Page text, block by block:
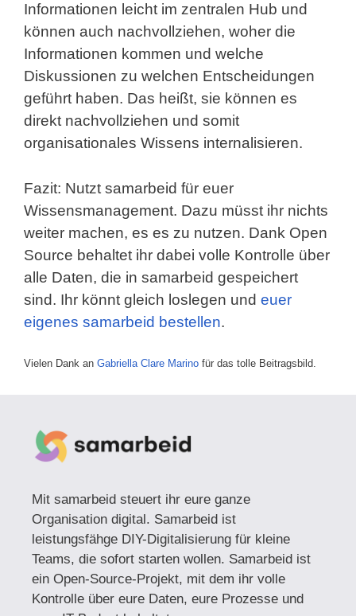
Informationen leicht im zentralen Hub und
können auch nachvollziehen, woher die
Informationen kommen und welche
Diskussionen zu welchen Entscheidungen
geführt haben. Das heißt, sie können es
direkt nachvollziehen und somit
organisationales Wissens internalisieren.
Fazit: Nutzt samarbeid für euer
Wissensmanagement. Dazu müsst ihr nichts
weiter machen, es es zu nutzen. Dank Open
Source behaltet ihr dabei volle Kontrolle über
alle Daten, die in samarbeid gespeichert
sind. Ihr könnt gleich loslegen und euer
eigenes samarbeid bestellen.
Vielen Dank an Gabriella Clare Marino für das tolle Beitragsbild.
Mit samarbeid steuert ihr eure ganze
Organisation digital. Samarbeid ist
leistungsfähge DIY-Digitalisierung für kleine
Teams, die sofort starten wollen. Samarbeid ist
ein Open-Source-Projekt, mit dem ihr volle
Kontrolle über eure Daten, eure Prozesse und